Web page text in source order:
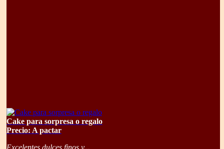
Cake para sorpresa o regalo
Precio: A pactar